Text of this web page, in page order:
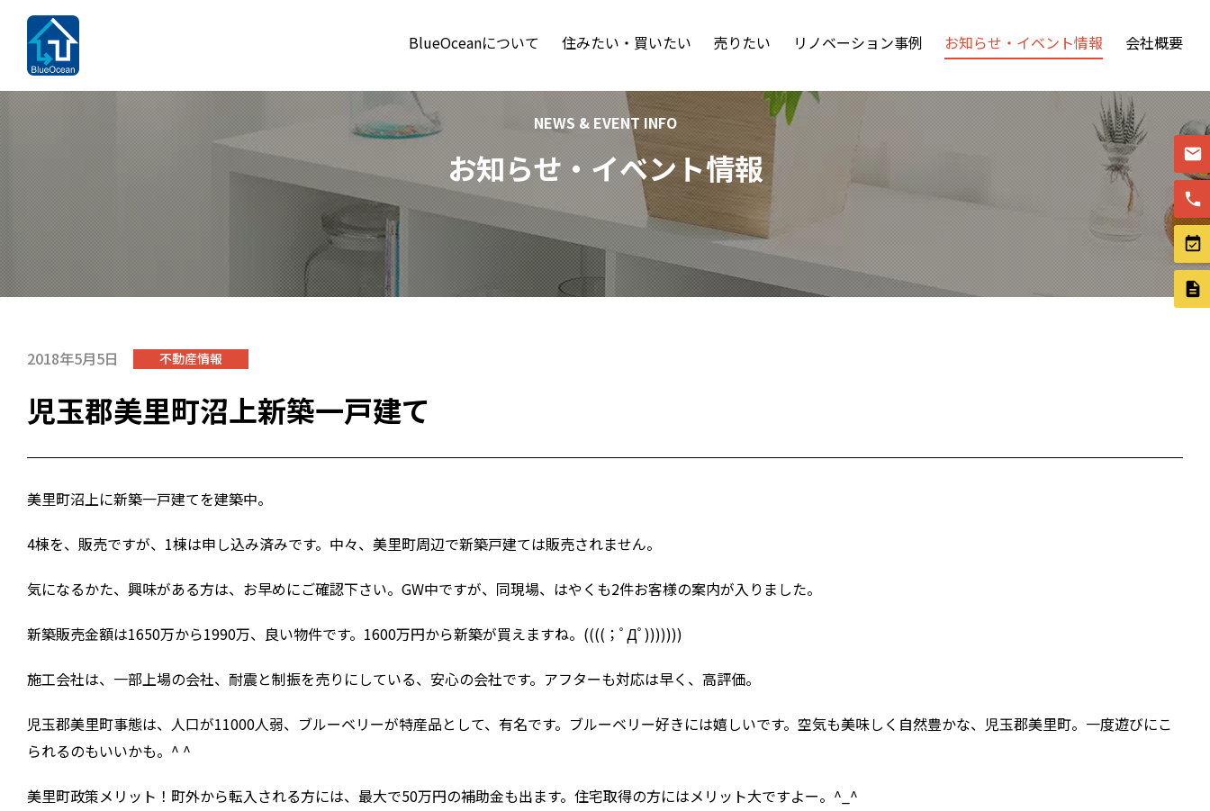
BlueOceanについて 住みたい・買いたい 売りたい リノベーション事例 お知らせ・イベント情報 会社概要
NEWS & EVENT INFO
お知らせ・イベント情報
2018年5月5日 不動産情報
児玉郡美里町沼上新築一戸建て
美里町沼上に新築一戸建てを建築中。
4棟を、販売ですが、1棟は申し込み済みです。中々、美里町周辺で新築戸建ては販売されません。
気になるかた、興味がある方は、お早めにご確認下さい。GW中ですが、同現場、はやくも2件お客様の案内が入りました。
新築販売金額は1650万から1990万、良い物件です。1600万円から新築が買えますね。((((；ﾟДﾟ)))))))
施工会社は、一部上場の会社、耐震と制振を売りにしている、安心の会社です。アフターも対応は早く、高評価。
児玉郡美里町事態は、人口が11000人弱、ブルーベリーが特産品として、有名です。ブルーベリー好きには嬉しいです。空気も美味しく自然豊かな、児玉郡美里町。一度遊びにこ
られるのもいいかも。^ ^
美里町政策メリット！町外から転入される方には、最大で50万円の補助金も出ます。住宅取得の方にはメリット大ですよー。^_^